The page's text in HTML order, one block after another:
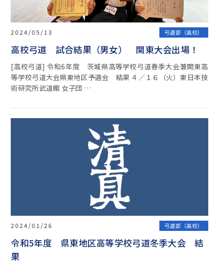
2024/05/13 弓道部（高校）
高校弓道 試合結果（男女） 関東大会出場！
[高校弓道] 令和6年度 茨城県高等学校弓道春季大会兼関東高
等学校弓道大会県東地区予選会 結果 ４／１６（火）東日本技
術研究所武道館 女子団 …
2024/01/26 弓道部（高校）
令和5年度 県東地区高等学校弓道冬季大会 結
果